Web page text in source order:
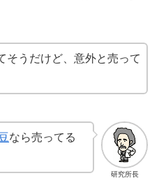
そうだけど、意外と売って
研究所長
なら売ってる